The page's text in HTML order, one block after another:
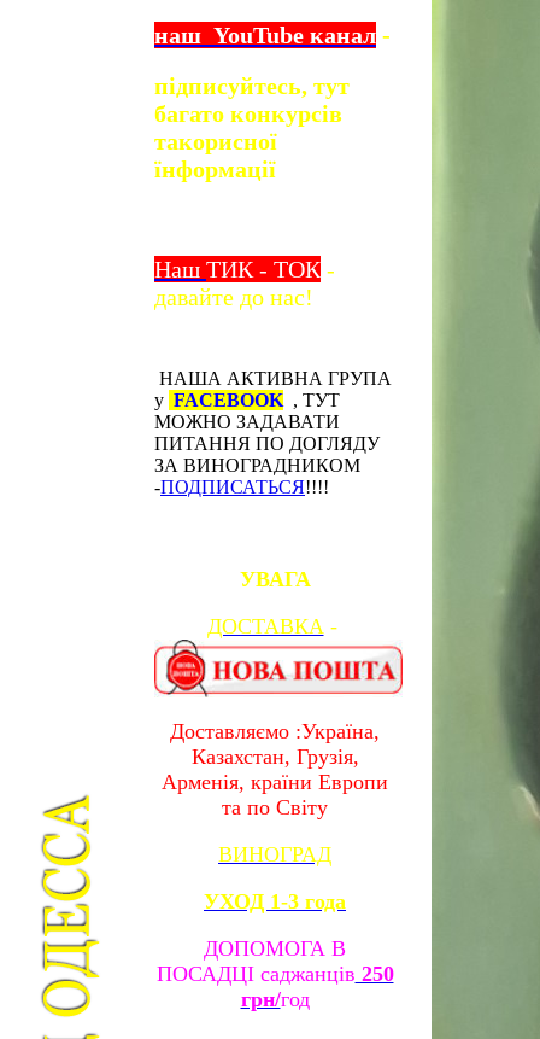
наш YouTube канал -
підписуйтесь, тут
багато конкурсів
такорисної
їнформації
Наш ТИК - ТОК -
давайте до нас!
НАША АКТИВНА ГРУПА
у FACEBOOK, ТУТ
МОЖНО ЗАДАВАТИ
ПИТАННЯ ПО ДОГЛЯДУ
ЗА ВИНОГРАДНИКОМ
-ПОДПИСАТЬСЯ!!!!
УВАГА
ДОСТАВКА-
Доставляємо :Україна,
Казахстан, Грузія,
Арменія, країни Европи
та по Світу
ВИНОГРАД
УХОД 1-3 года
ДОПОМОГА В
ПОСАДЦІ саджанців 250
грн/год